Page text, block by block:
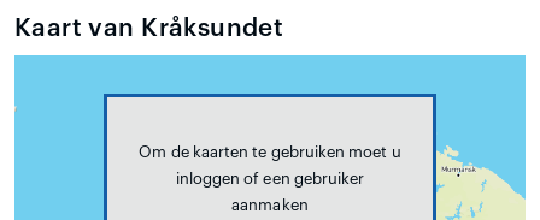
Kaart van Kråksundet
Om de kaarten te gebruiken moet u
inloggen of een gebruiker
aanmaken